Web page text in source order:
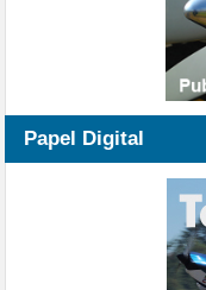
Papel Digital